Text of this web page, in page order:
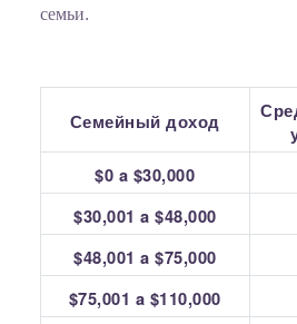
семьи.
Семейный доход
$0 a $30,000
$30,001 a $48,000
$48,001 a $75,000
$75,001 a $110,000